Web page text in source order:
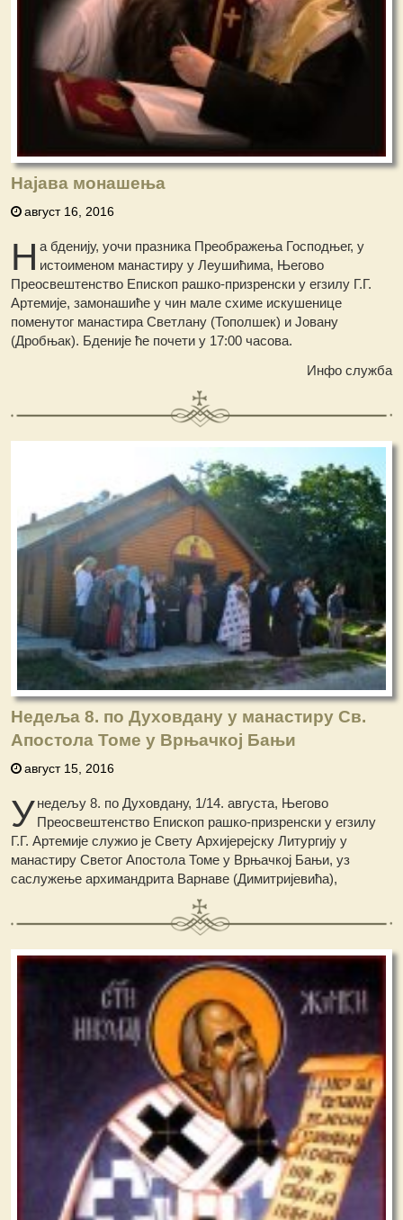
Најава монашења
август 16, 2016
Н а бденију, уочи празника Преображења Господњег, у
истоименом манастиру у Леушићима, Његово
Преосвештенство Епископ рашко-призренски у егзилу Г.Г.
Артемије, замонашиће у чин мале схиме искушенице
поменутог манастира Светлану (Тополшек) и Јовану
(Дробњак). Бденије ће почети у 17:00 часова.
Инфо служба
Недеља 8. по Духовдану у манастиру Св.
Апостола Томе у Врњачкој Бањи
август 15, 2016
Унедељу 8. по Духовдану, 1/14. августа, Његово
Преосвештенство Епископ рашко-призренски у егзилу
Г.Г. Артемије служио је Свету Архијерејску Литургију у
манастиру Светог Апостола Томе у Врњачкој Бањи, уз
саслужење архимандрита Варнаве (Димитријевића),